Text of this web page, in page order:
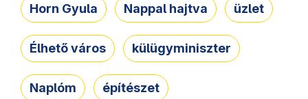
Horn Gyula Nappal hajtva üzlet
Élhető város külügyminiszter
Naplóm építészet